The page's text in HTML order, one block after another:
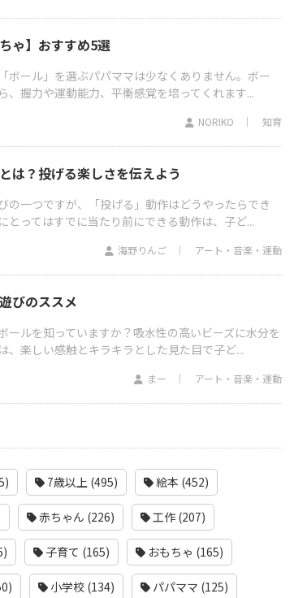
ゃ】おすすめ5選
ボール」を選ぶパパママは少なくありません。ボー
、握力や運動能力、平衡感覚を培ってくれます...
NORIKO 知育
は？投げる楽しさを伝えよう
の一つですが、「投げる」動作はどうやったらでき
とってはすでに当たり前にできる動作は、子ど...
海野りんご アート・音楽・運動
びのススメ
ールを知っていますか？吸水性の高いビーズに水分を
、楽しい感触とキラキラとした見た目で子ど...
まー アート・音楽・運動
7歳以上 (495) 絵本 (452)
赤ちゃん (226) 工作 (207)
子育て (165) おもちゃ (165)
小学校 (134) パパママ (125)